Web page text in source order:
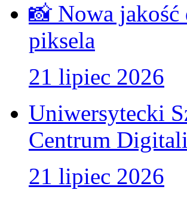
📸 Nowa jakość
piksela
21 lipiec 2026
Uniwersytecki
Centrum
21 lipiec 2026